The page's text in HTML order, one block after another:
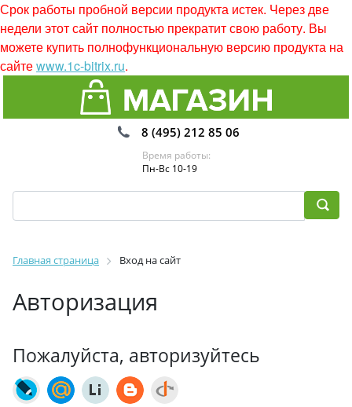
Срок работы пробной версии продукта истек. Через две
недели этот сайт полностью прекратит свою работу. Вы
можете купить полнофункциональную версию продукта на
сайтеwww.1c-bitrix.ru.
8 (495) 212 85 06
Время работы:
Пн-Вс 10-19
Главная страница Вход на сайт
Авторизация
Пожалуйста, авторизуйтесь